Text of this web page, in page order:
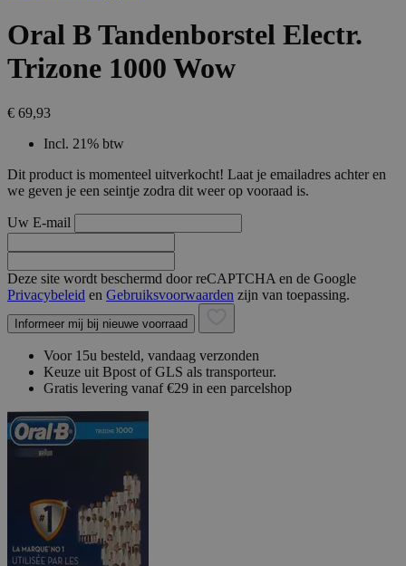
Oral B Tandenborstel Electr.
Trizone 1000 Wow
€ 69,93
Incl. 21% btw
Dit product is momenteel uitverkocht! Laat je emailadres achter en
we geven je een seintje zodra dit weer op vooraad is.
Uw E-mail
Deze site wordt beschermd door reCAPTCHA en de Google
Privacybeleid en Gebruiksvoorwaarden zijn van toepassing.
Informeer mij bij nieuwe voorraad
Voor 15u besteld, vandaag verzonden
Keuze uit Bpost of GLS als transporteur.
Gratis levering vanaf €29 in een parcelshop